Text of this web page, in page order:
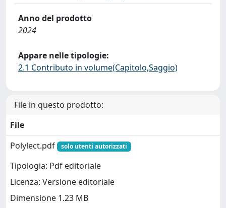
Anno del prodotto
2024
Appare nelle tipologie:
2.1 Contributo in volume(Capitolo,Saggio)
File in questo prodotto:
File
Polylect.pdf
solo utenti autorizzati
Tipologia: Pdf editoriale
Licenza: Versione editoriale
Dimensione 1.23 MB